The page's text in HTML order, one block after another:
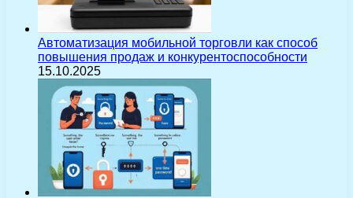
Автоматизация мобильной торговли как способ
повышения продаж и конкурентоспособности
15.10.2025